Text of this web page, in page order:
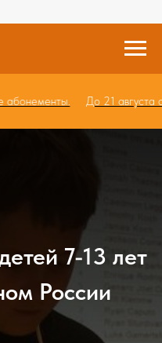
абонементы. До 21
7-13 лет
России